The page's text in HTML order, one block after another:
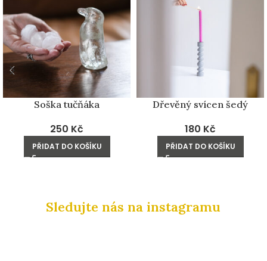
Soška tučňáka
250 Kč
PŘIDAT DO KOŠÍKU
Dřevěný svícen šedý
180 Kč
PŘIDAT DO KOŠÍKU
Sledujte nás na instagramu